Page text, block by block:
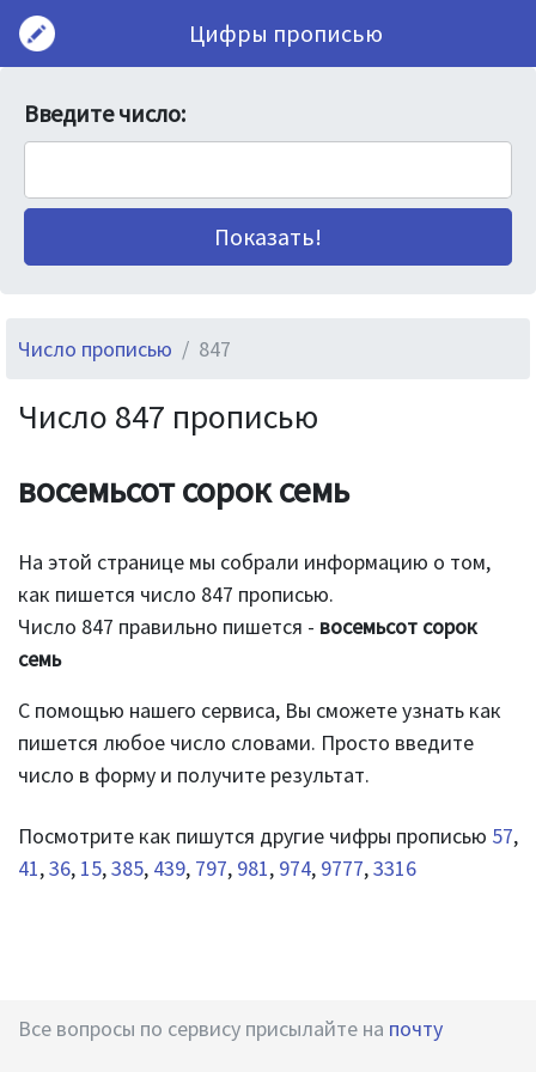
Цифры прописью
Введите число:
Число прописью 847
Число 847 прописью
восемьсот сорок семь
На этой странице мы собрали информацию о том,
как пишется число 847 прописью.
Число 847 правильно пишется - восемьсот сорок
семь
С помощью нашего сервиса, Вы сможете узнать как
пишется любое число словами. Просто введите
число в форму и получите результат.
Посмотрите как пишутся другие чифры прописью 57,
41,36, 15,385, 439, 797, 981, 974, 9777,3316
Все вопросы по сервису присылайте на почту